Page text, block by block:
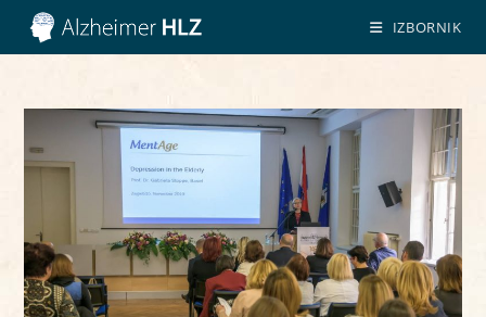
Preskoči
sadržaj
IZBORNIK